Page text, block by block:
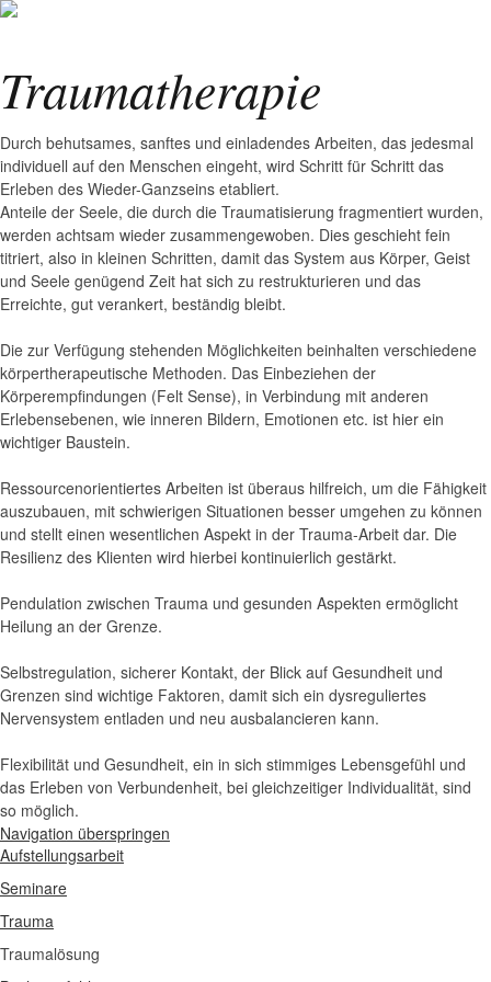
Traumatherapie
Durch behutsames, sanftes und einladendes Arbeiten, das jedesmal
individuell auf den Menschen eingeht, wird Schritt für Schritt das
Erleben des Wieder-Ganzseins etabliert.
Anteile der Seele, die durch die Traumatisierung fragmentiert wurden,
werden achtsam wieder zusammengewoben. Dies geschieht fein
titriert, also in kleinen Schritten, damit das System aus Körper, Geist
und Seele genügend Zeit hat sich zu restrukturieren und das
Erreichte, gut verankert, beständig bleibt.
Die zur Verfügung stehenden Möglichkeiten beinhalten verschiedene
körpertherapeutische Methoden. Das Einbeziehen der
Körperempfindungen (Felt Sense), in Verbindung mit anderen
Erlebensebenen, wie inneren Bildern, Emotionen etc. ist hier ein
wichtiger Baustein.
Ressourcenorientiertes Arbeiten ist überaus hilfreich, um die Fähigkeit
auszubauen, mit schwierigen Situationen besser umgehen zu können
und stellt einen wesentlichen Aspekt in der Trauma-Arbeit dar. Die
Resilienz des Klienten wird hierbei kontinuierlich gestärkt.
Pendulation zwischen Trauma und gesunden Aspekten ermöglicht
Heilung an der Grenze.
Selbstregulation, sicherer Kontakt, der Blick auf Gesundheit und
Grenzen sind wichtige Faktoren, damit sich ein dysreguliertes
Nervensystem entladen und neu ausbalancieren kann.
Flexibilität und Gesundheit, ein in sich stimmiges Lebensgefühl und
das Erleben von Verbundenheit, bei gleichzeitiger Individualität, sind
so möglich.
Navigation überspringen
Aufstellungsarbeit
Seminare
Trauma
Traumalösung